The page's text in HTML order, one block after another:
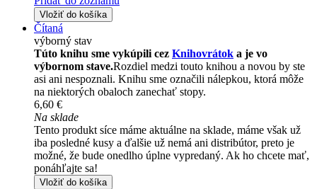
Vložiť do košíka
Čítaná
výborný stav
Túto knihu sme vykúpili cez Knihovrátok a je vo
výbornom stave.Rozdiel medzi touto knihou a novou by ste
asi ani nespoznali. Knihu sme označili nálepkou, ktorá môže
na niektorých obaloch zanechať stopy.
6,60 €
Na sklade
Tento produkt síce máme aktuálne na sklade, máme však už
iba posledné kusy a ďalšie už nemá ani distribútor, preto je
možné, že bude onedlho úplne vypredaný. Ak ho chcete mať,
ponáhľajte sa!
Vložiť do košíka